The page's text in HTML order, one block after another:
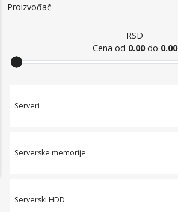
Proizvođač
RSD
Cena od 0.00do 0.00
Serveri
Serverske memorije
Serverski HDD